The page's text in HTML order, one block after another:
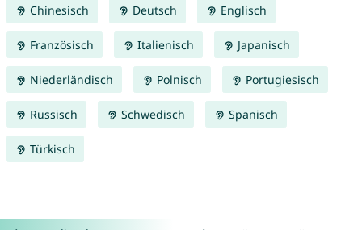
Chinesisch Deutsch Englisch
Französisch Italienisch Japanisch
Niederländisch Polnisch Portugiesisch
Russisch Schwedisch Spanisch
Türkisch